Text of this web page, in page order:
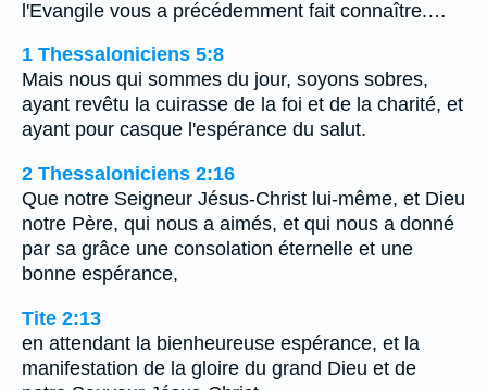
l'Evangile vous a précédemment fait connaître.…
1 Thessaloniciens 5:8
Mais nous qui sommes du jour, soyons sobres,
ayant revêtu la cuirasse de la foi et de la charité, et
ayant pour casque l'espérance du salut.
2 Thessaloniciens 2:16
Que notre Seigneur Jésus-Christ lui-même, et Dieu
notre Père, qui nous a aimés, et qui nous a donné
par sa grâce une consolation éternelle et une
bonne espérance,
Tite 2:13
en attendant la bienheureuse espérance, et la
manifestation de la gloire du grand Dieu et de